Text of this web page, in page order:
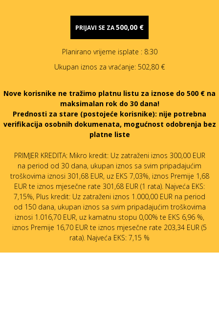
PRIJAVI SE ZA500,00 €
Planirano vrijeme isplate : 8:30
Ukupan iznos za vraćanje: 502,80 €
Nove korisnike ne tražimo platnu listu za iznose do 500 € na
maksimalan rok do 30 dana!
Prednosti za stare (postojeće korisnike): nije potrebna
verifikacija osobnih dokumenata, mogućnost odobrenja bez
platne liste
PRIMJER KREDITA: Mikro kredit: Uz zatraženi iznos 300,00 EUR
na period od 30 dana, ukupan iznos sa svim pripadajućim
troškovima iznosi 301,68 EUR, uz EKS 7,03%, iznos Premije 1,68
EUR te iznos mjesečne rate 301,68 EUR (1 rata). Najveća EKS:
7,15%, Plus kredit: Uz zatraženi iznos 1.000,00 EUR na period
od 150 dana, ukupan iznos sa svim pripadajućim troškovima
iznosi 1.016,70 EUR, uz kamatnu stopu 0,00% te EKS 6,96 %,
iznos Premije 16,70 EUR te iznos mjesečne rate 203,34 EUR (5
rata). Najveća EKS: 7,15 %